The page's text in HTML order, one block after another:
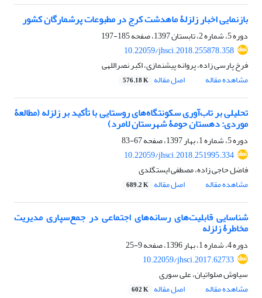
بازنمایی اخبار زلزلۀ ماهدشت کرج در مطبوعات پرشمارگان کشور
دوره 5، شماره 2، تابستان 1397، صفحه
185-197
10.22059/jhsci.2018.255878.358
فرخ پارسی زاده، پروانه پیشنمازی، اکبر نصراللهی
مشاهده مقاله
اصل مقاله 576.18 K
تحلیلی بر تاب‌آوری سکونتگاه‌های روستایی با تأکید بر زلزله (مطالعۀ
موردی: دهستان حومۀ شهرستان لامرد)
دوره 5، شماره 1، بهار 1397، صفحه
67-83
10.22059/jhsci.2018.251995.334
فاضل حاجی زاده، مصطفی ایستگلدی
مشاهده مقاله
اصل مقاله 689.2 K
شناسایی قابلیت‌های رسانه‌های اجتماعی در جمع‌سپاری مدیریت
مخاطرۀ زلزله
دوره 4، شماره 1، بهار 1396، صفحه
9-25
10.22059/jhsci.2017.62733
سیاوش صلواتیان، علی سوری
مشاهده مقاله
اصل مقاله 602 K